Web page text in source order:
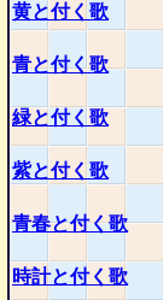
黄と付く歌
青と付く歌
緑と付く歌
紫と付く歌
青春と付く歌
時計と付く歌